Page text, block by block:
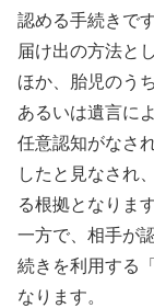
認める手続きです
届け出の方法と
ほか、胎児のう
あるいは遺言に
任意認知がなさ
したと見なされ
る根拠となります
一方で、相手が
続きを利用する
なります。